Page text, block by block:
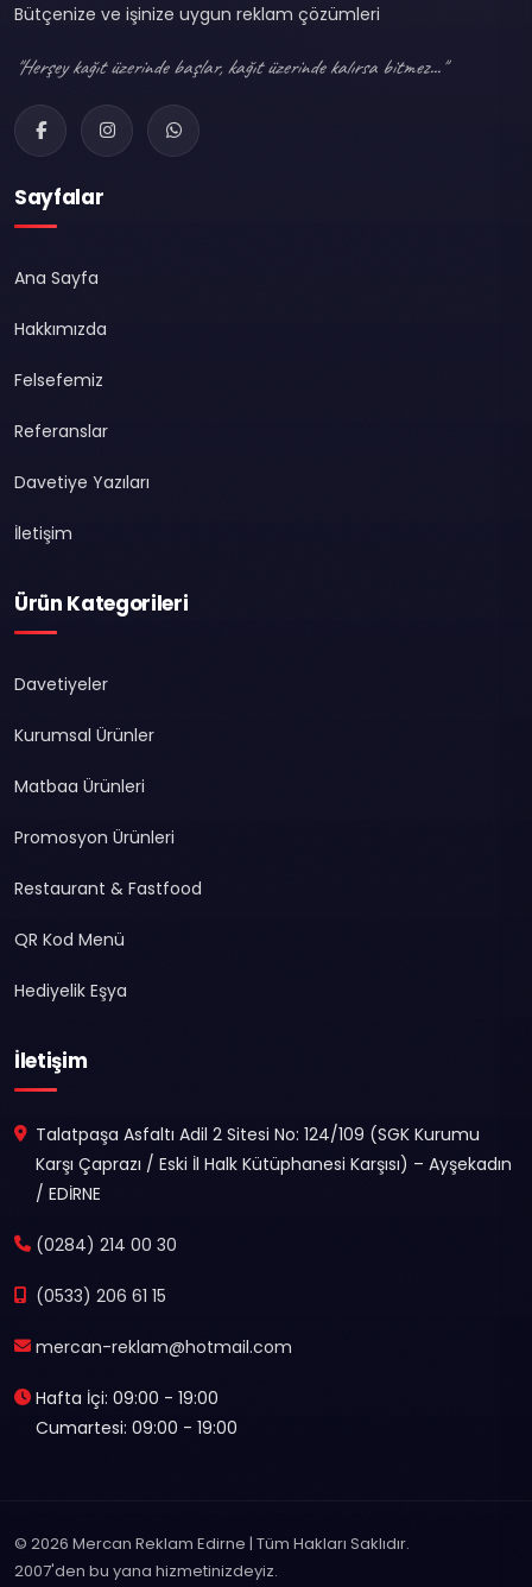
Bütçenize ve işinize uygun reklam çözümleri
"Herşey kağıt üzerinde başlar, kağıt üzerinde kalırsa bitmez..."
Sayfalar
Ana Sayfa
Hakkımızda
Felsefemiz
Referanslar
Davetiye Yazıları
İletişim
Ürün Kategorileri
Davetiyeler
Kurumsal Ürünler
Matbaa Ürünleri
Promosyon Ürünleri
Restaurant & Fastfood
QR Kod Menü
Hediyelik Eşya
İletişim
Talatpaşa Asfaltı Adil 2 Sitesi No: 124/109 (SGK Kurumu
Karşı Çaprazı / Eski İl Halk Kütüphanesi Karşısı) – Ayşekadın
/ EDİRNE
(0284) 214 00 30
(0533) 206 61 15
mercan-reklam@hotmail.com
Hafta İçi: 09:00 - 19:00
Cumartesi: 09:00 - 19:00
© 2026 Mercan Reklam Edirne | Tüm Hakları Saklıdır.
2007'den bu yana hizmetinizdeyiz.